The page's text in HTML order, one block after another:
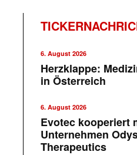
6. August 2026
Herzklappe:
in Österreich
6. August 2026
Evotec kooperiert
Unternehmen
Therapeutics